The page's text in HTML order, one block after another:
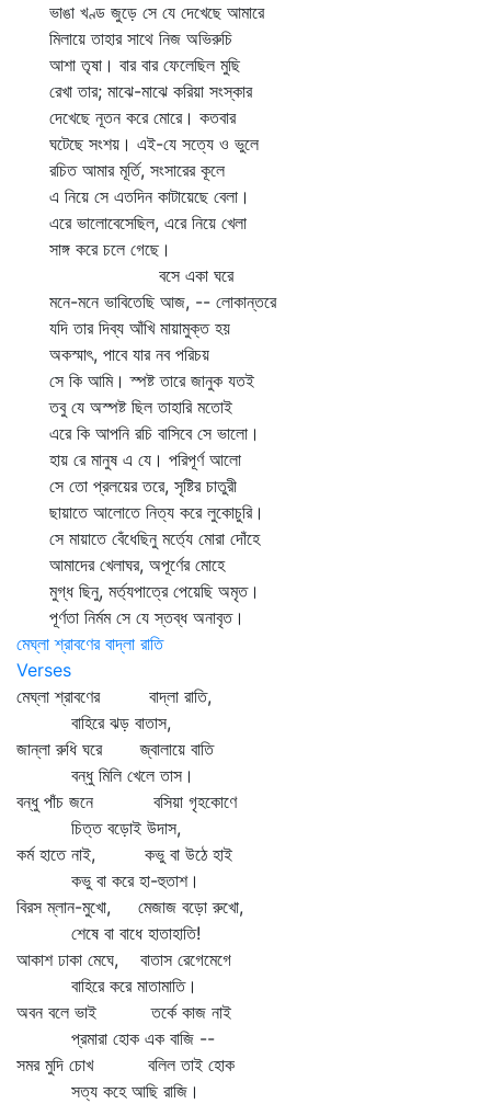
ভাঙা খণ্ড জুড়ে সে যে দেখেছে আমারে
মিলায়ে তাহার সাথে নিজ অভিরুচি
আশা তৃষা। বার বার ফেলেছিল মুছি
রেখা তার; মাঝে-মাঝে করিয়া সংস্কার
দেখেছে নূতন করে মোরে। কতবার
ঘটেছে সংশয়। এই-যে সত্যে ও ভুলে
রচিত আমার মূর্তি, সংসারের কূলে
এ নিয়ে সে এতদিন কাটায়েছে বেলা।
এরে ভালোবেসেছিল, এরে নিয়ে খেলা
সাঙ্গ করে চলে গেছে।
বসে একা ঘরে
মনে-মনে ভাবিতেছি আজ, -- লোকান্তরে
যদি তার দিব্য আঁখি মায়ামুক্ত হয়
অকস্মাৎ, পাবে যার নব পরিচয়
সে কি আমি। স্পষ্ট তারে জানুক যতই
তবু যে অস্পষ্ট ছিল তাহারি মতোই
এরে কি আপনি রচি বাসিবে সে ভালো।
হায় রে মানুষ এ যে। পরিপূর্ণ আলো
সে তো প্রলয়ের তরে, সৃষ্টির চাতুরী
ছায়াতে আলোতে নিত্য করে লুকোচুরি।
সে মায়াতে বেঁধেছিনু মর্ত্যে মোরা দোঁহে
আমাদের খেলাঘর, অপূর্ণের মোহে
মুগ্ধ ছিনু, মর্ত্যপাত্রে পেয়েছি অমৃত।
পূর্ণতা নির্মম সে যে স্তব্ধ অনাবৃত।
মেঘ্‌লা শ্রাবণের বাদ্‌লা রাতি
Verses
মেঘ্‌লা শ্রাবণের বাদ্‌লা রাতি,
বাহিরে ঝড় বাতাস,
জান্‌লা রুধি ঘরে জ্বালায়ে বাতি
বন্ধু মিলি খেলে তাস।
বন্ধু পাঁচ জনে বসিয়া গৃহকোণে
চিত্ত বড়োই উদাস,
কর্ম হাতে নাই, কভু বা উঠে হাই
কভু বা করে হা-হুতাশ।
বিরস ম্লান-মুখো, মেজাজ বড়ো রুখো,
শেষে বা বাধে হাতাহাতি!
আকাশ ঢাকা মেঘে, বাতাস রেগেমেগে
বাহিরে করে মাতামাতি।
অবন বলে ভাই তর্কে কাজ নাই
প্রমারা হোক এক বাজি --
সমর মুদি চোখ বলিল তাই হোক
সত্য কহে আছি রাজি।